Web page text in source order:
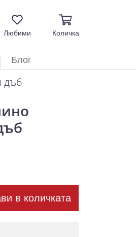
Любими Количка
Блог
дъб
в количката